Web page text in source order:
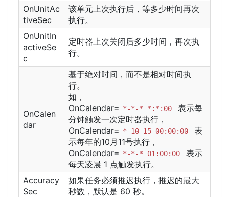
OnUnitAc
tiveSec
该单元上次执行后，等多少时间再次
执行。
OnUnitIn
activeSe
c
定时器上次关闭后多少时间，再次执
行。
OnCalen
dar
基于绝对时间，而不是相对时间执
行。
如，
OnCalendar= *-*-* *:*:00
表示每
分钟触发一次定时器执行，
OnCalendar= *-10-15 00:00:00
表
示每年的10月11号执行，
OnCalendar= *-*-* 01:00:00
表示
每天凌晨 1 点触发执行。
Accuracy
Sec
如果任务必须推迟执行，推迟的最大
秒数，默认是 60 秒。